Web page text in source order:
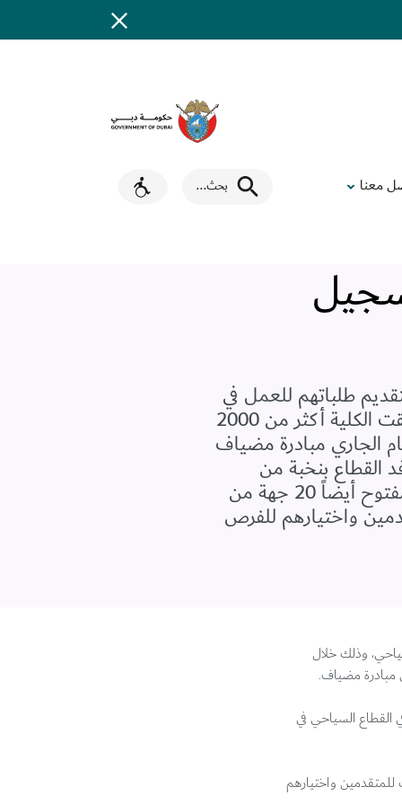
معنا بحث...
السياحة والتسويق التجاري في دبي أكثر من 400 مواطن لتقديم طلباتهم للعمل في
القطاع السياحي، وذلك خلال فعالية اليوم المفتوح التي نظمتها مؤخراً في فندق شانغريلا دبي. كذلك تلقت الكلية أكثر من 2000
الجاري مبادرة مضياف
القطاع بنخبة من
المواطنين المؤهلين من خلال تدريبهم وتطوير مهاراتهم عبر برامج تدريبية متنوعة. وشارك في اليوم المفتوح أيضاً 20 جهة من
واختيارهم للفرص
للعمل في القطاع السياحي، وذلك خلال
القطاع السياحي في
للمتقدمين واختيارهم